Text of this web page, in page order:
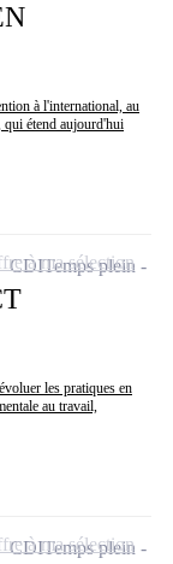
à l'international, au
qui étend aujourd'hui
les pratiques en
au travail,
CDITemps plein
à ma sélection
CDITemps plein
à ma sélection